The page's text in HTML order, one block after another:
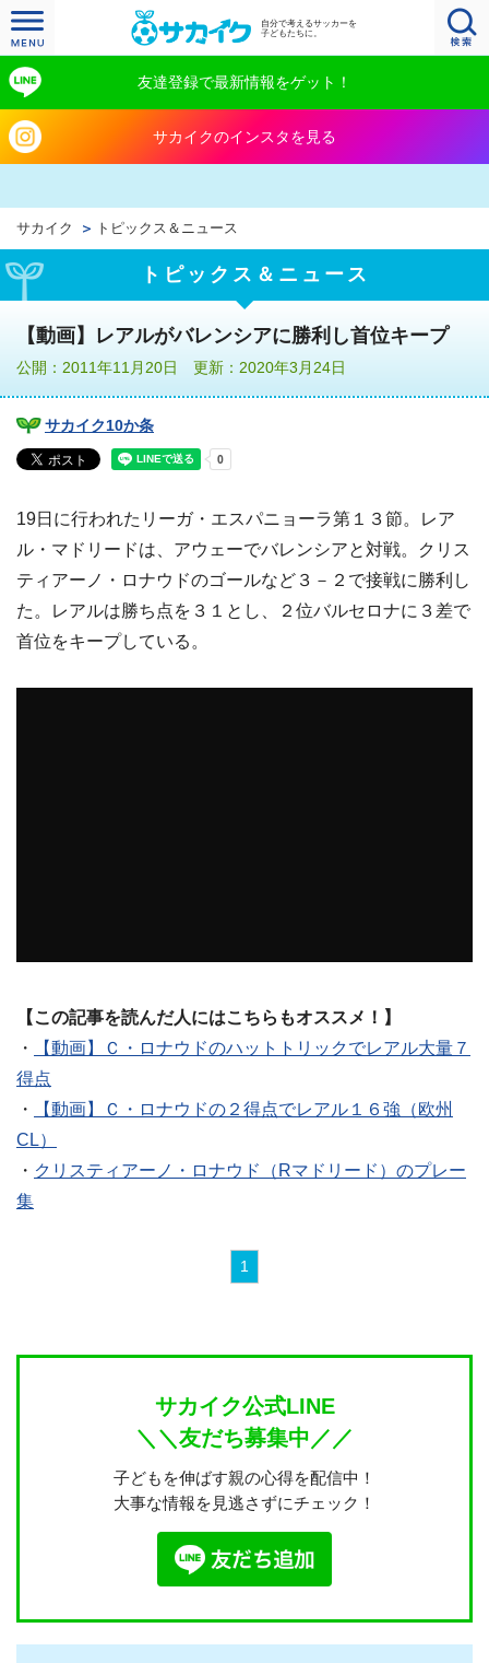
自分で考えるサッカーを
子どもたちに。
友達登録で最新情報をゲット！
サカイクのインスタを見る
サカイク トピックス＆ニュース
トピックス＆ニュース
【動画】レアルがバレンシアに勝利し首位キープ
公開：2011年11月20日 更新：2020年3月24日
サカイク10か条
19日に行われたリーガ・エスパニョーラ第１３節。レア
ル・マドリードは、アウェーでバレンシアと対戦。クリス
ティアーノ・ロナウドのゴールなど３－２で接戦に勝利し
た。レアルは勝ち点を３１とし、２位バルセロナに３差で
首位をキープしている。
【この記事を読んだ人にはこちらもオススメ！】
・
【動画】Ｃ・ロナウドのハットトリックでレアル大量７
得点
・
【動画】Ｃ・ロナウドの２得点でレアル１６強（欧州
CL）
・ クリスティアーノ・ロナウド（Rマドリード）のプレー
集
1
サカイク公式LINE
＼＼友だち募集中／／
子どもを伸ばす親の心得を配信中！
大事な情報を見逃さずにチェック！